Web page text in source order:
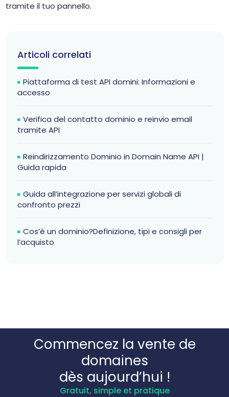
tramite il tuo pannello.
Articoli correlati
Piattaforma di test API domini: Informazioni e
accesso
Verifica del contatto dominio e reinvio email
tramite API
Reindirizzamento Dominio in Domain Name API |
Guida rapida
Guida all’integrazione per servizi globali di
confronto prezzi
Cos’è un dominio?Definizione, tipi e consigli per
l’acquisto
Commencez la vente de
domaines
dès aujourd’hui !
Gratuit, simple et pratique